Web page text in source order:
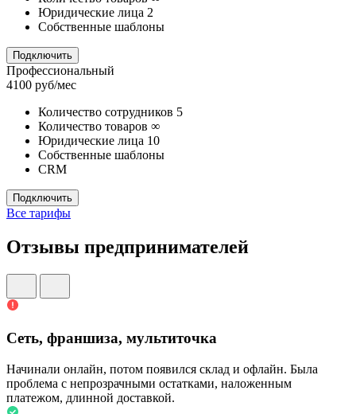
Юридические лица 2
Собственные шаблоны
Подключить
Профессиональный
4100 руб/мес
Количество сотрудников 5
Количество товаров ∞
Юридические лица 10
Собственные шаблоны
СRM
Подключить
Все тарифы
Отзывы предпринимателей
Сеть, франшиза, мультиточка
Начинали онлайн, потом появился склад и офлайн. Была
проблема с непрозрачными остатками, наложенным
платежом, длинной доставкой.